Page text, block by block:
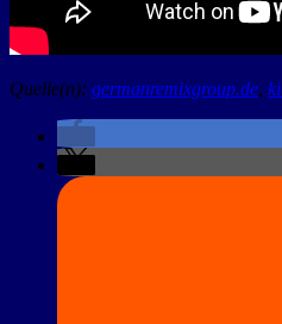
Quelle(n): germanremixgroup.de